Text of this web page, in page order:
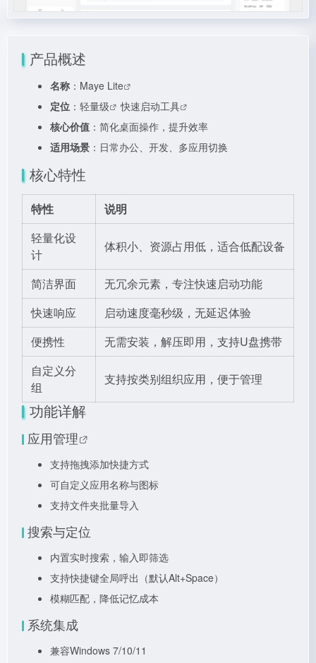
产品概述
名称 ： Maye Lite
定位 ： 轻量级
快速启动工具
核心价值 ：简化桌面操作，提升效率
适用场景 ：日常办公、开发、多应用切换
核心特性
特性
说明
轻量化设
计
体积小、资源占用低，适合低配设备
简洁界面
无冗余元素，专注快速启动功能
快速响应
启动速度毫秒级，无延迟体验
便携性
无需安装，解压即用，支持U盘携带
自定义分
组
支持按类别组织应用，便于管理
功能详解
应用管理
支持拖拽添加快捷方式
可自定义应用名称与图标
支持文件夹批量导入
搜索与定位
内置实时搜索，输入即筛选
支持快捷键全局呼出（默认Alt+Space）
模糊匹配，降低记忆成本
系统集成
兼容Windows 7/10/11